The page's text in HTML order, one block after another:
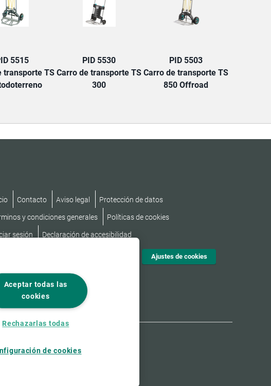
5515
transporte TS
PID 5530
Carro de transporte TS
300
PID 5503
Carro de transporte TS
850 Offroad
Contacto Aviso legal Protección de datos
y condiciones generales Políticas de cookies
sesión Declaración de accesibilidad
Ajustes de cookies
Aceptar todas las
cookies
Rechazarlas todas
de cookies